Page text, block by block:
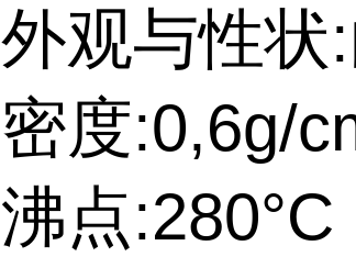
外观与性状
密度:0,6g/
沸点:280°C